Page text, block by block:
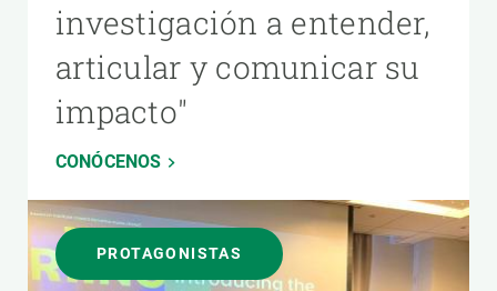
investigación a entender,
articular y comunicar su
impacto"
CONÓCENOS
PROTAGONISTAS